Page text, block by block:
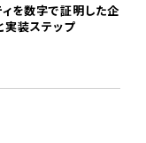
を数字で証明した企
装ステップ